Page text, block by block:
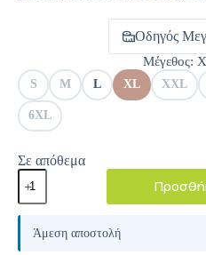
Οδηγός
Μέγεθος:
S M L XL XXL
6XL
Σε απόθεμα
A
Άμεση αποστολή